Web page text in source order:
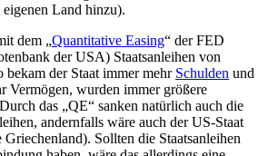
Land hinzu).
dem „Quantitative Easing“ der FED
der USA) Staatsanleihen von
der Staat immer mehr Schulden und
Vermögen, wurden immer größere
das „QE“ sanken natürlich auch die
andernfalls wäre auch der US-Staat
Sollten die Staatsanleihen